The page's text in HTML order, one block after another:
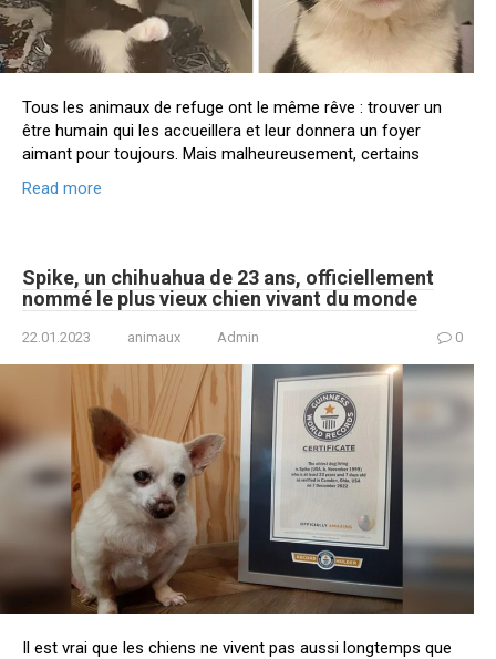
Tous les animaux de refuge ont le même rêve : trouver un
être humain qui les accueillera et leur donnera un foyer
aimant pour toujours. Mais malheureusement, certains
Read more
Spike, un chihuahua de 23 ans, officiellement
nommé le plus vieux chien vivant du monde
22.01.2023 animaux Admin 0
Il est vrai que les chiens ne vivent pas aussi longtemps que